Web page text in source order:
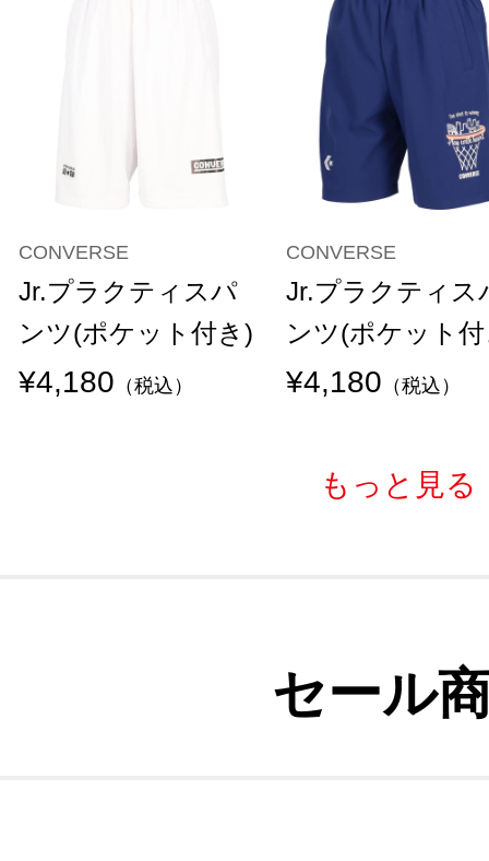
CONVERSE
Jr.プラクティスパ
ンツ(ポケット付き)
¥4,180 （税込）
CONVERSE
Jr.プラクティス
ンツ(ポケット
¥4,180 （税込）
もっと見る
セール